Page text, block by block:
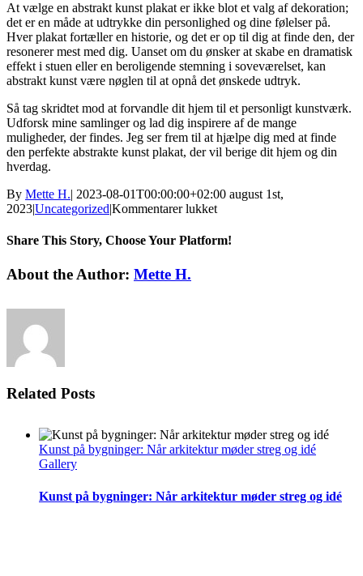
At vælge en abstrakt kunst plakat er ikke blot et valg af dekoration;
det er en måde at udtrykke din personlighed og dine følelser på.
Hver plakat fortæller en historie, og det er op til dig at finde den, der
resonerer mest med dig. Uanset om du ønsker at skabe en dramatisk
effekt i stuen eller en beroligende stemning i soveværelset, kan
abstrakt kunst være nøglen til at opnå det ønskede udtryk.
Så tag skridtet mod at forvandle dit hjem til et personligt kunstværk.
Udforsk mine samlinger og lad dig inspirere af de mange
muligheder, der findes. Jeg ser frem til at hjælpe dig med at finde
den perfekte abstrakte kunst plakat, der vil berige dit hjem og din
hverdag.
By Mette H.| 2023-08-01T00:00:00+02:00 august 1st,
2023|Uncategorized|Kommentarer lukkettil
kunst
Share This Story, Choose Your Platform!
Facebook
Twitter
Linkedin
Reddit
Tumblr
Google+
Pinterest
Vk
Email
About the Author: Mette H.
Related Posts
Kunst på bygninger: Når arkitektur møder streg og idé
Gallery
Kunst på bygninger: Når arkitektur møder streg og idé